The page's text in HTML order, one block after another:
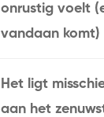
onrustig voelt
vandaan komt)
Het ligt
aan het